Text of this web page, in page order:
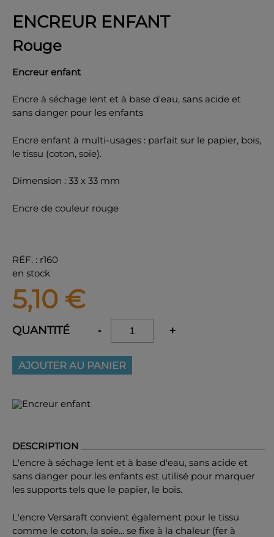
ENCREUR ENFANT
Rouge
Encreur enfant
Encre à séchage lent et à base d'eau, sans acide et
sans danger pour les enfants
Encre enfant à multi-usages : parfait sur le papier, bois,
le tissu (coton, soie).
Dimension : 33 x 33 mm
Encre de couleur rouge
RÉF. : r160
en stock
5,10 €
QUANTITÉ - +
AJOUTER AU PANIER
DESCRIPTION
L'encre à séchage lent et à base d'eau, sans acide et
sans danger pour les enfants est utilisé pour marquer
les supports tels que le papier, le bois.
L'encre Versaraft convient également pour le tissu
comme le coton, la soie... se fixe à la chaleur (fer à
OK